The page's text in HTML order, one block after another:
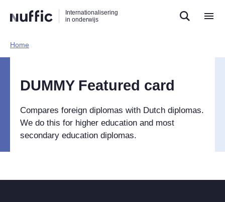
naar
zoekfunctie
naar
hoofdnavigatie
naar
inhoud
Internationalisering
in onderwijs
Hoofdnavigatie
Home​
DUMMY Featured card
Compares foreign diplomas with Dutch diplomas.
We do this for higher education and most
secondary education diplomas.